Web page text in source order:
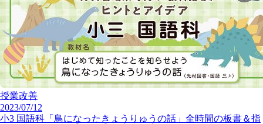
授業改善
2023/07/12
小3 国語科「鳥になったきょうりゅうの話」全時間の板書＆指